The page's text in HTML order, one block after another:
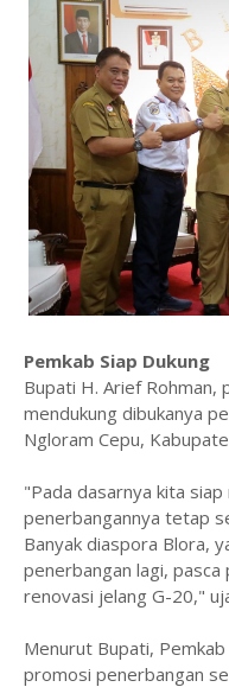
Pemkab Siap Dukung
Bupati H. Arief Rohman,
mendukung dibukanya
Ngloram Cepu,
"Pada dasarnya kita
penerbangannya tetap
Banyak diaspora Blora,
penerbangan lagi, pasca
renovasi jelang G-20,"
Menurut Bupati,
promosi penerbangan